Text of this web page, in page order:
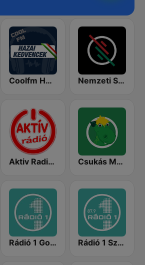
Coolfm HAZAI KEDVENCEK Nemzeti Sportrádió
Aktiv Radio 92.2 FM Csukás Meserádió
Rádió 1 Gong Rádió 1 Szeged